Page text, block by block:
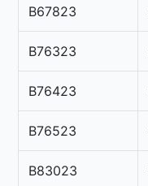
B67823
B76323
B76423
B76523
B83023